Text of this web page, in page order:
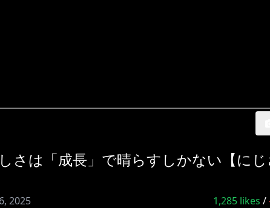
さは「成長」で晴らすしかない【に
2025 1,285 likes /